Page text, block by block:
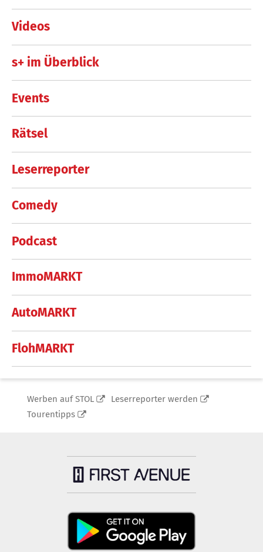
Videos
s+ im Überblick
Events
Rätsel
Leserreporter
Comedy
Podcast
ImmoMARKT
AutoMARKT
FlohMARKT
Werben auf STOL
Leserreporter werden
Tourentipps